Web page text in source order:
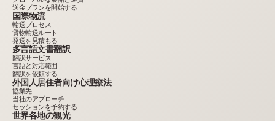
送金プランを開始する
国際物流
輸送プロセス
貨物輸送ルート
発送を見積もる
多言語文書翻訳
翻訳サービス
言語と対応範囲
翻訳を依頼する
外国人居住者向け心理療法
協業先
当社のアプローチ
セッションを予約する
世界各地の観光